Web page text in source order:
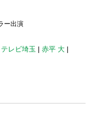
ー出演
テレビ埼玉 | 赤平 大 |